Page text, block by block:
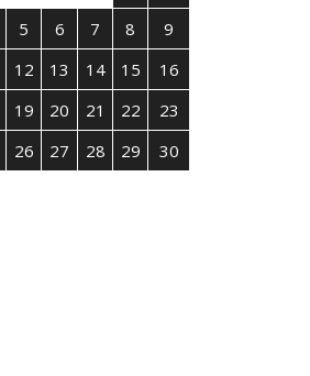
5 6 7 8
9
12 13 14 15
16
19 20 21 22
23
26 27 28 29 30